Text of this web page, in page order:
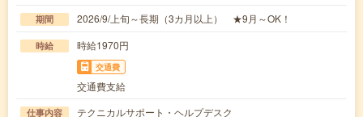
期間 2026/9/上旬～長期（3カ月以上） ★9月～OK！
時給 時給1970円
交通費
交通費支給
仕事内容
テクニカルサポート・ヘルプデスク